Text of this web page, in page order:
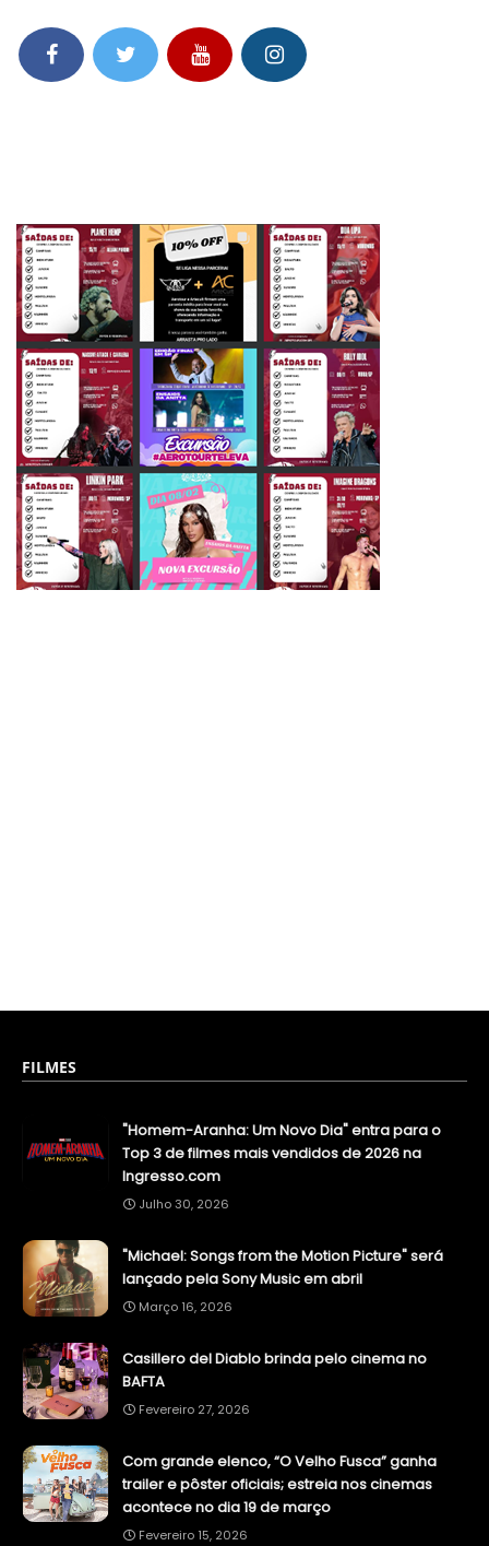
FILMES
"Homem-Aranha: Um Novo Dia" entra para o
Top 3 de filmes mais vendidos de 2026 na
Ingresso.com
Julho 30, 2026
"Michael: Songs from the Motion Picture" será
lançado pela Sony Music em abril
Março 16, 2026
Casillero del Diablo brinda pelo cinema no
BAFTA
Fevereiro 27, 2026
Com grande elenco, “O Velho Fusca” ganha
trailer e pôster oficiais; estreia nos cinemas
acontece no dia 19 de março
Fevereiro 15, 2026